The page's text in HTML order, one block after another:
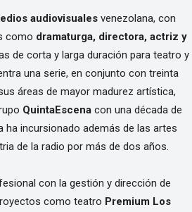
audiovisualesvenezolana, con
como dramaturga, directora, actriz y
de corta y larga duración para teatro y
una serie, en conjunto con treinta
áreas de mayor madurez artística,
QuintaEscenacon una década de
ha incursionado además de las artes
de la radio por más de dos años.
con la gestión y dirección de
como teatro Premium Los